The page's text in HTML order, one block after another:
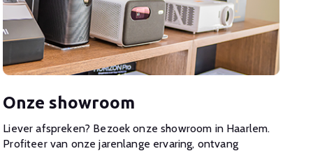
Onze showroom
Liever afspreken? Bezoek onze showroom in Haarlem.
Profiteer van onze jarenlange ervaring, ontvang